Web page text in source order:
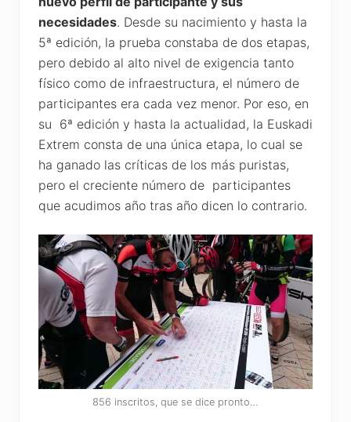
necesidades. Desde su nacimiento y hasta la
5ª edición, la prueba constaba de dos etapas,
pero debido al alto nivel de exigencia tanto
físico como de infraestructura, el número de
participantes era cada vez menor. Por eso, en
su 6ª edición y hasta la actualidad, la Euskadi
Extrem consta de una única etapa, lo cual se
ha ganado las críticas de los más puristas,
pero el creciente número de participantes
que acudimos año tras año dicen lo contrario.
856 inscritos, que se dice pronto…